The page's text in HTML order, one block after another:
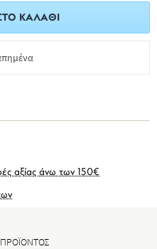
ΚΑΛΆΘΙ
αξίας άνω των 150€